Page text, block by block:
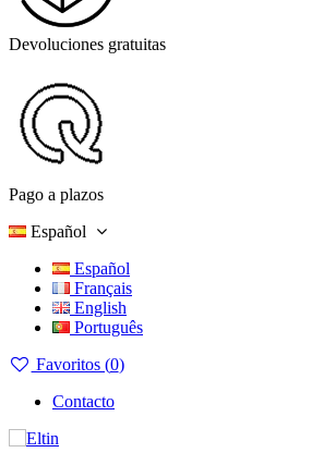
Devoluciones gratuitas
Pago a plazos
Español
Español
Français
English
Português
Favoritos (0)
Contacto